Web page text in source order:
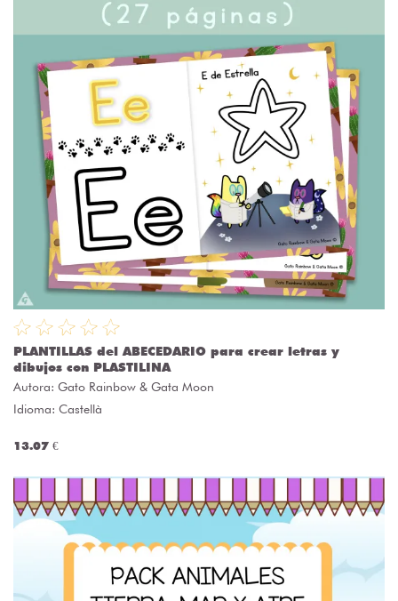
PLANTILLAS del ABECEDARIO para crear letras y
dibujos con PLASTILINA
Autora: Gato Rainbow & Gata Moon
Idioma: Castellà
13.07 €